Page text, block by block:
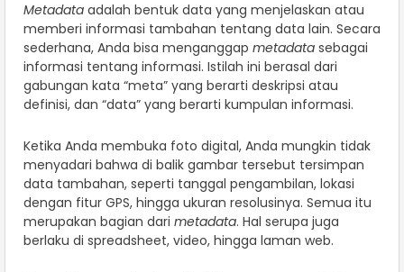
Metadata adalah bentuk data yang menjelaskan atau
memberi informasi tambahan tentang data lain. Secara
sederhana, Anda bisa menganggap metadata sebagai
informasi tentang informasi. Istilah ini berasal dari
gabungan kata “meta” yang berarti deskripsi atau
definisi, dan “data” yang berarti kumpulan informasi.
Ketika Anda membuka foto digital, Anda mungkin tidak
menyadari bahwa di balik gambar tersebut tersimpan
data tambahan, seperti tanggal pengambilan, lokasi
dengan fitur GPS, hingga ukuran resolusinya. Semua itu
merupakan bagian dari metadata. Hal serupa juga
berlaku di spreadsheet, video, hingga laman web.